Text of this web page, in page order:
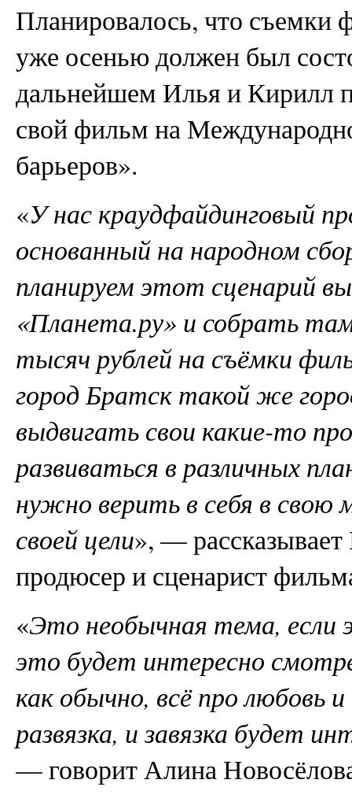
Планировалось, что съемки
уже осенью должен был
дальнейшем Илья и Кирилл
свой фильм на
барьеров».
«У нас краудфайдинговый
основанный на народном
планируем этот сценарий
«Планета.ру» и собрать
тысяч рублей на съёмки
город Братск такой же
выдвигать свои какие-то
развиваться в различных
нужно верить в себя в свою
своей цели», —
продюсер и сценарист
«Это необычная тема, если
это будет интересно
как обычно, всё про любовь
развязка, и завязка будет
— говорит Алина